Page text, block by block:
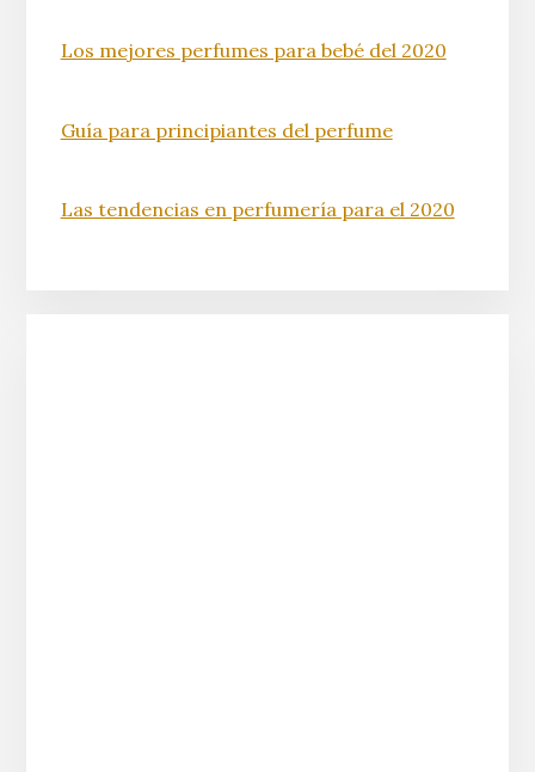
Los mejores perfumes para bebé del 2020
Guía para principiantes del perfume
Las tendencias en perfumería para el 2020